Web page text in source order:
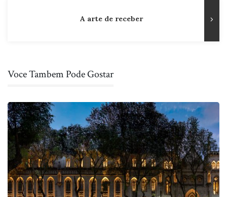
A arte de receber
Voce Tambem Pode Gostar